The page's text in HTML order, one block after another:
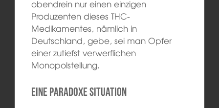
obendrein nur einen einzigen
Produzenten dieses THC-
Medikamentes, nämlich in
Deutschland, gebe, sei man Opfer
einer zutiefst verwerflichen
Monopolstellung.
Eine paradoxe Situation